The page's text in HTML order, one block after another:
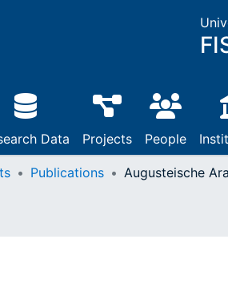
Data Projects People
Publications